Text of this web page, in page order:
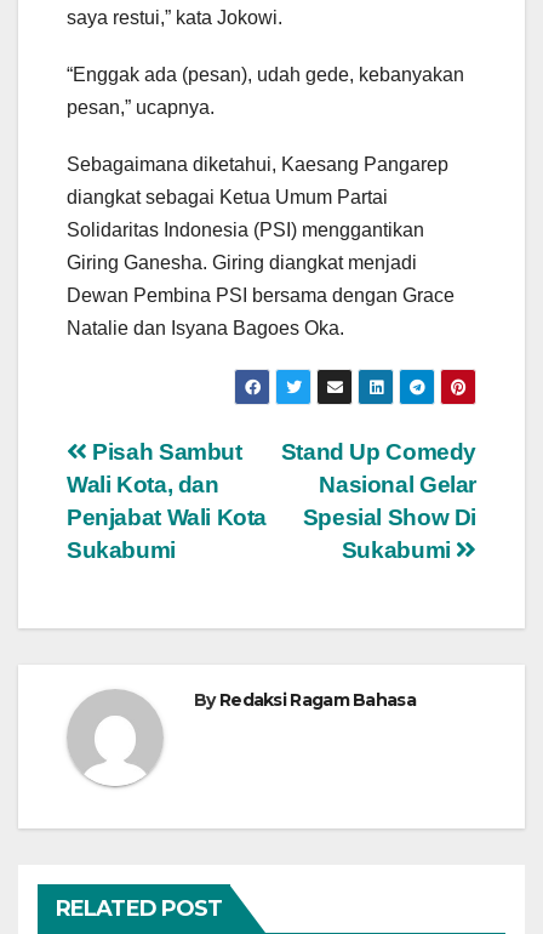
saya restui,” kata Jokowi.
“Enggak ada (pesan), udah gede, kebanyakan
pesan,” ucapnya.
Sebagaimana diketahui, Kaesang Pangarep
diangkat sebagai Ketua Umum Partai
Solidaritas Indonesia (PSI) menggantikan
Giring Ganesha. Giring diangkat menjadi
Dewan Pembina PSI bersama dengan Grace
Natalie dan Isyana Bagoes Oka.
Navigasi
pos
Stand Up Comedy
Nasional Gelar
Spesial Show Di
Sukabumi
Pisah Sambut
Wali Kota, dan
Penjabat Wali Kota
Sukabumi
ByRedaksi Ragam Bahasa
RELATED POST